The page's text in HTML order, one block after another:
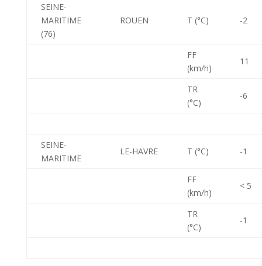
SEINE-
MARITIME
(76)
ROUEN T (°C) -2
FF
(km/h)
11
TR
(°C)
-6
SEINE-
MARITIME
LE-HAVRE T (°C) -1
FF
(km/h)
< 5
TR
(°C)
-1